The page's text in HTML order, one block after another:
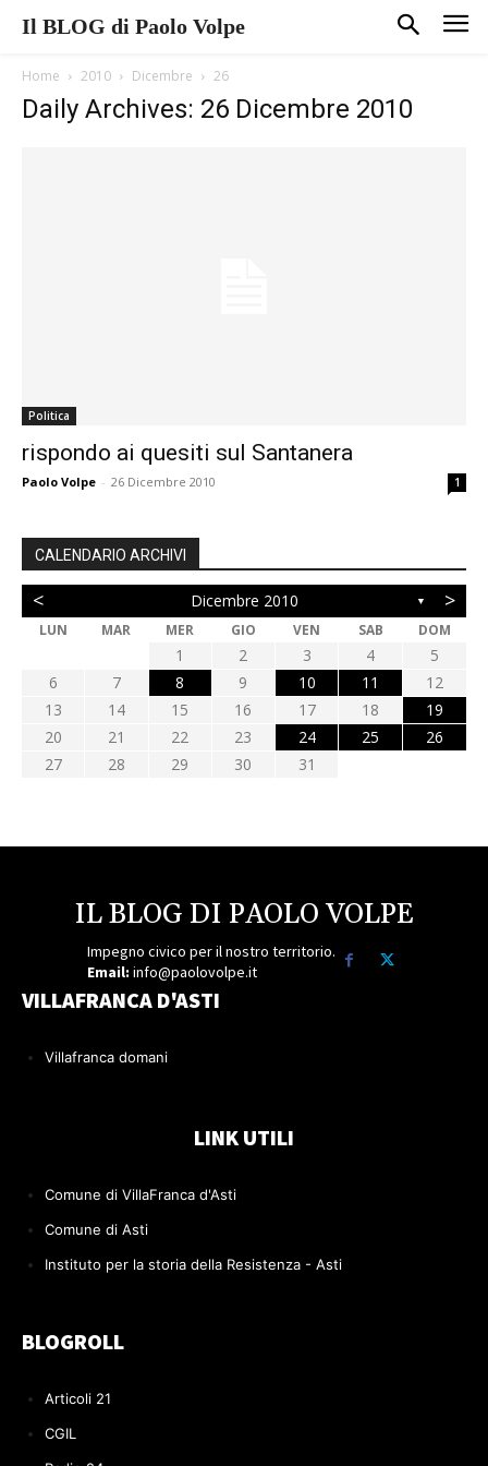
Il BLOG di Paolo Volpe
Home 2010 Dicembre 26
Daily Archives: 26 Dicembre 2010
Politica
rispondo ai quesiti sul Santanera
Paolo Volpe - 26 Dicembre 2010 1
CALENDARIO ARCHIVI
< Dicembre 2010 ▼ >
LUN MAR MER GIO VEN SAB DOM
1 2 3 4
5
6
7 8 9 10 11
12
13
14 15 16 17 18
19
20
21 22 23 24 25
26
27
28 29 30 31
IL BLOG DI PAOLO VOLPE
Impegno civico per il nostro territorio.
Email: info@paolovolpe.it
VILLAFRANCA D'ASTI
Villafranca domani
LINK UTILI
Comune di VillaFranca d'Asti
Comune di Asti
Instituto per la storia della Resistenza - Asti
BLOGROLL
Articoli 21
CGIL